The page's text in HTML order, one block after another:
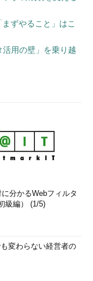
ずやること」はこ
用の壁」を乗り越
分かるWebフィルタ
級編） (1/5)
変わらない経営者の